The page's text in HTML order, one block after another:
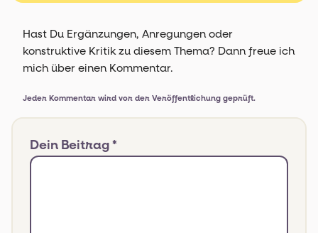
Hast Du Ergänzungen, Anregungen oder
konstruktive Kritik zu diesem Thema? Dann freue ich
mich über einen Kommentar.
Jeder Kommentar wird vor der Veröffentlichung geprüft.
Dein Beitrag *